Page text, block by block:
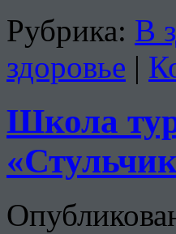
Рубрика: В
здоровье |
Школа